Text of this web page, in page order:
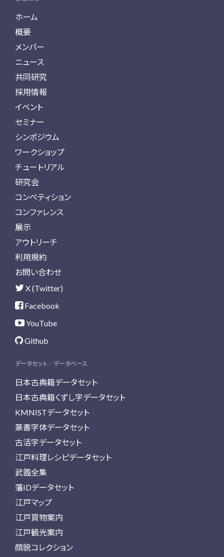
ホーム
概要
メンバー
ニュース
共同研究
採用情報
イベント
セミナー
シンポジウム
ワークショップ
チュートリアル
研究会
コンペティション
コンファレンス
展示
アウトリーチ
利用規約
お問い合わせ
X (Twitter)
Facebook
YouTube
Github
データセット／データベース
日本古典籍データセット
日本古典籍くずし字データセット
KMNISTデータセット
篆書字体データセット
古活字データセット
江戸料理レシピデータセット
武鑑全集
藩IDデータセット
江戸マップ
江戸買物案内
江戸観光案内
顔貌コレクション